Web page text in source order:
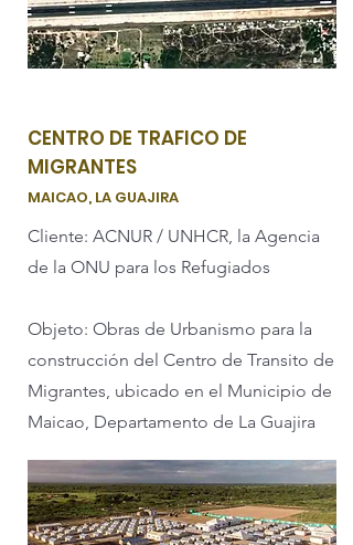
CENTRO DE TRAFICO DE
MIGRANTES
MAICAO, LA GUAJIRA
Cliente: ACNUR / UNHCR, la Agencia
de la ONU para los Refugiados
Objeto: Obras de Urbanismo para la
construcción del Centro de Transito de
Migrantes, ubicado en el Municipio de
Maicao, Departamento de La Guajira